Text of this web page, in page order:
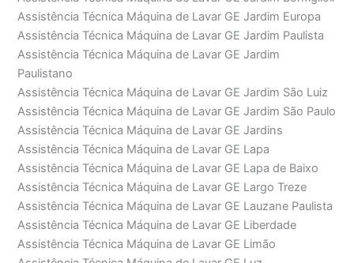
Assistência Técnica Máquina de Lavar GE Jardim Europa
Assistência Técnica Máquina de Lavar GE Jardim Paulista
Assistência Técnica Máquina de Lavar GE Jardim
Paulistano
Assistência Técnica Máquina de Lavar GE Jardim São Luiz
Assistência Técnica Máquina de Lavar GE Jardim São Paulo
Assistência Técnica Máquina de Lavar GE Jardins
Assistência Técnica Máquina de Lavar GE Lapa
Assistência Técnica Máquina de Lavar GE Lapa de Baixo
Assistência Técnica Máquina de Lavar GE Largo Treze
Assistência Técnica Máquina de Lavar GE Lauzane Paulista
Assistência Técnica Máquina de Lavar GE Liberdade
Assistência Técnica Máquina de Lavar GE Limão